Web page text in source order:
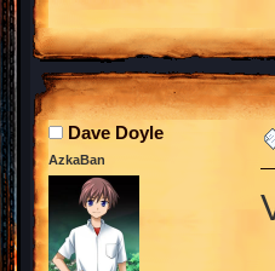
Dave Doyle
AzkaBan